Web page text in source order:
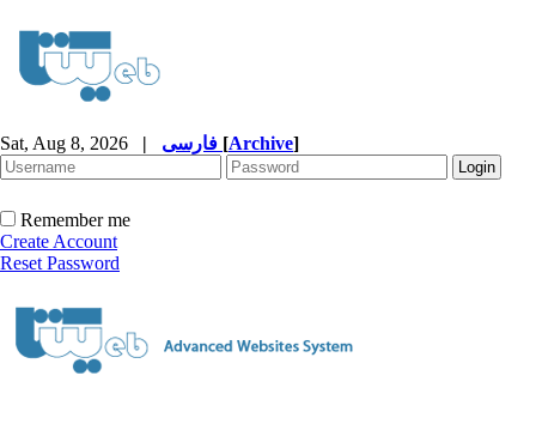
Sat, Aug 8, 2026 | [Archive]
Remember me
Create Account
Reset Password